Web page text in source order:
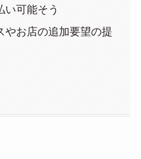
い可能そう
やお店の追加要望の提